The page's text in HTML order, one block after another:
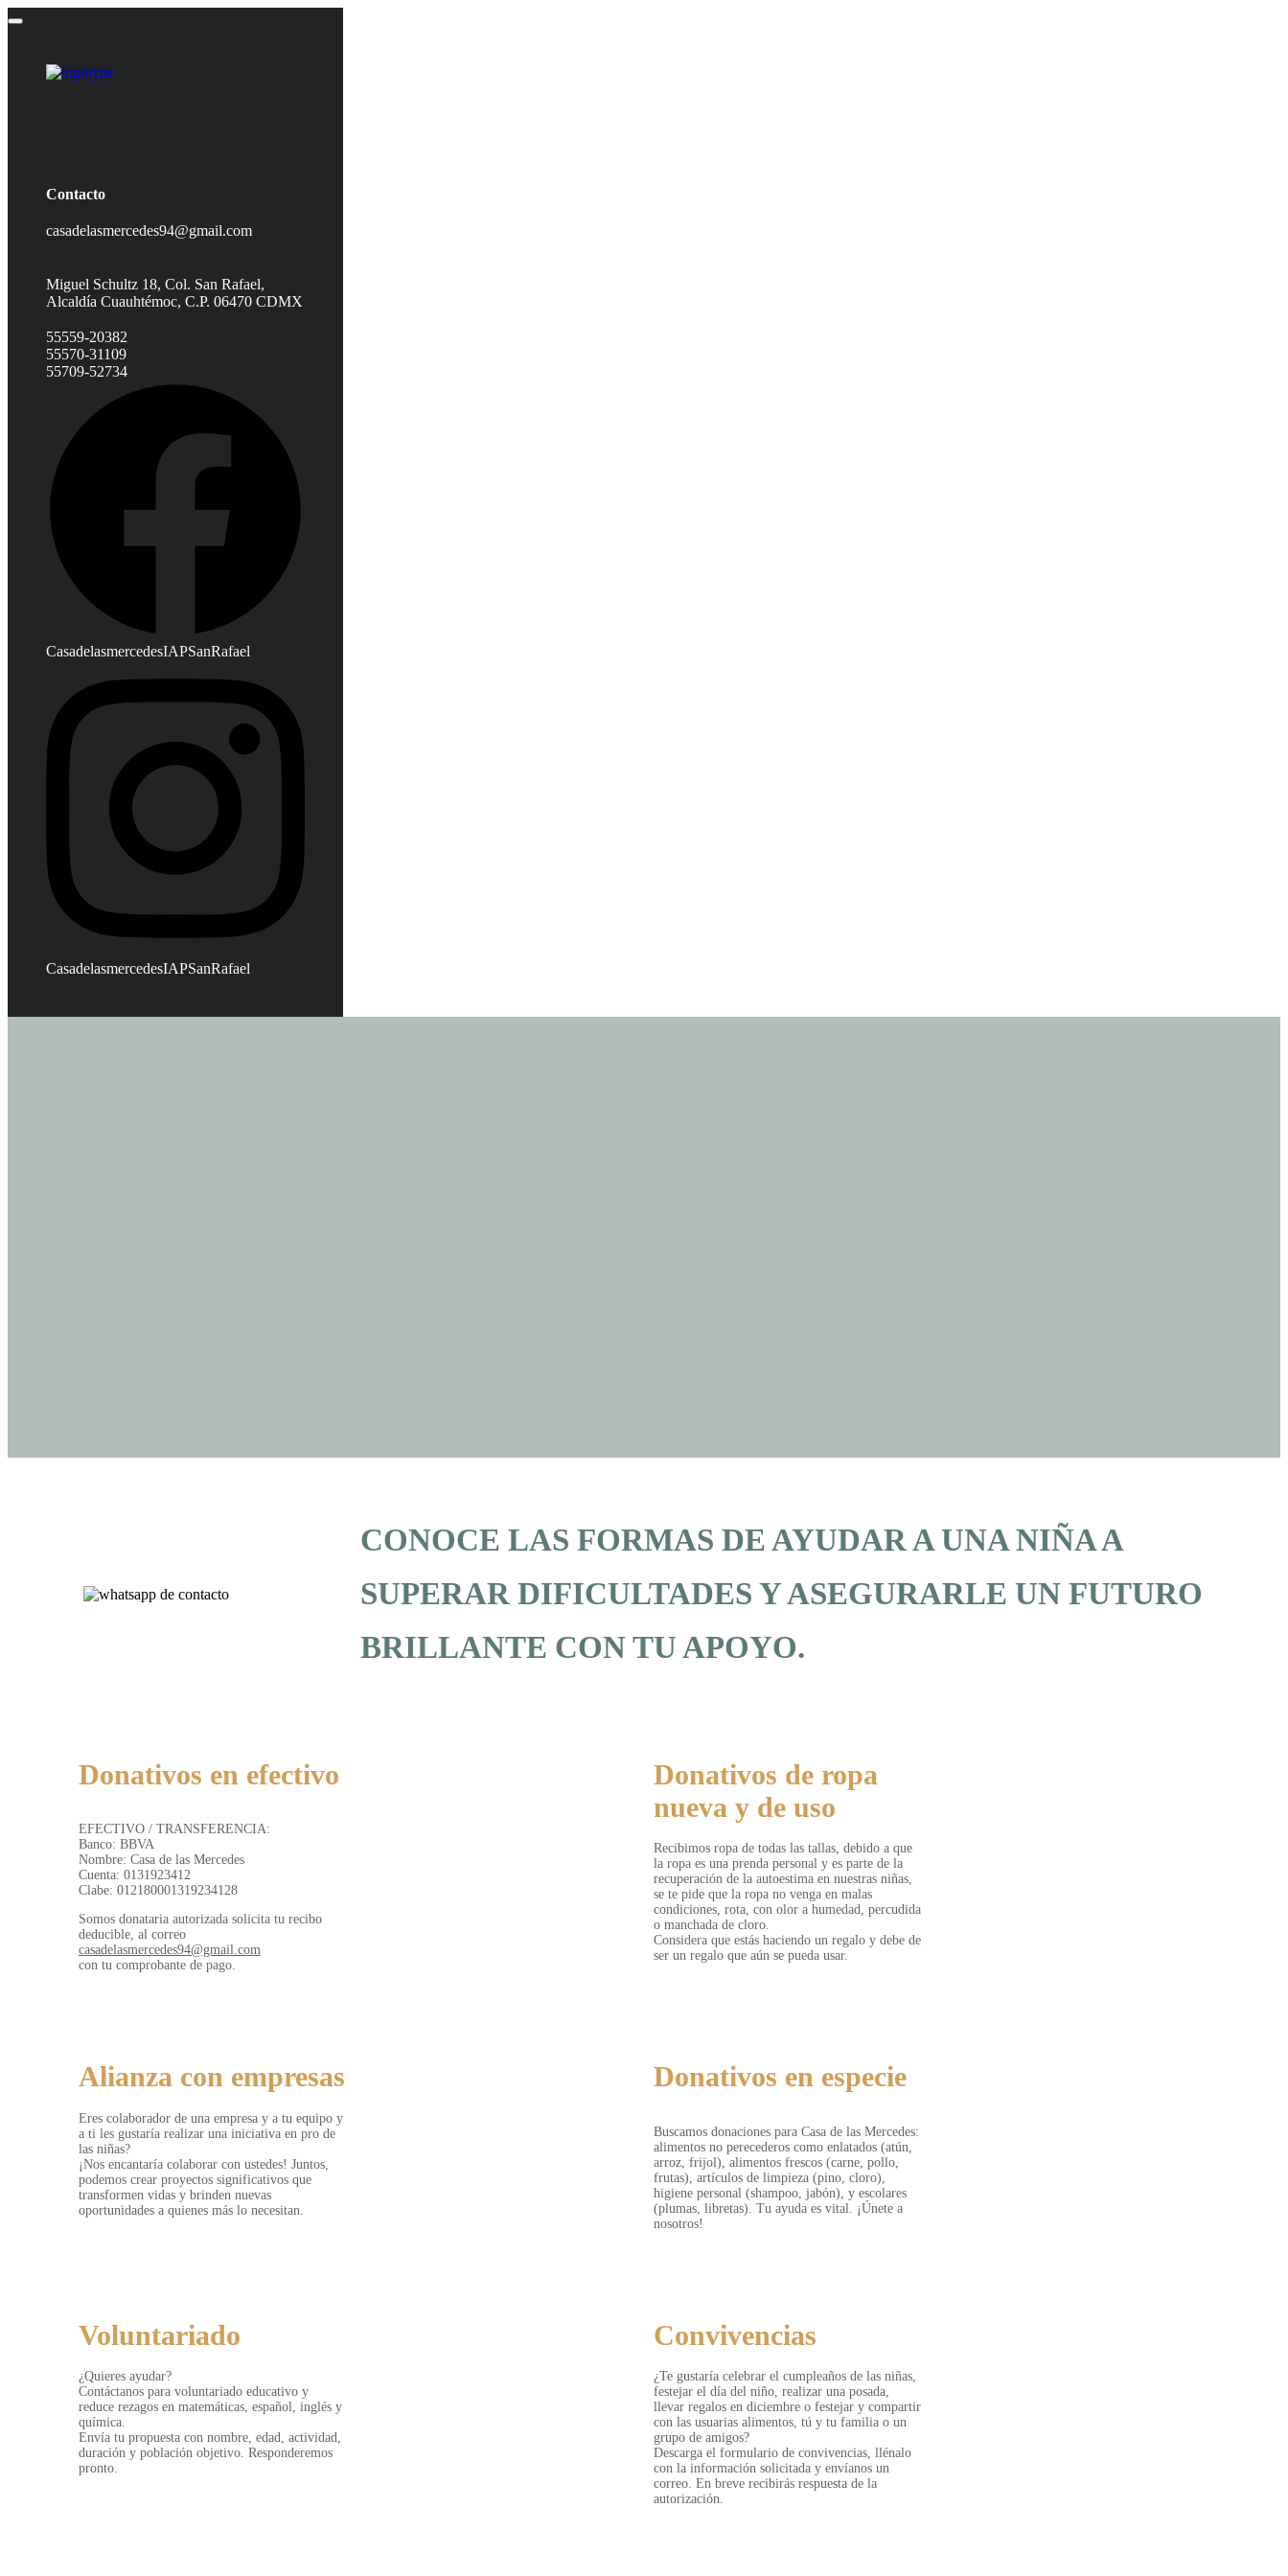
Contacto
casadelasmercedes94@gmail.com
Miguel Schultz 18, Col. San Rafael,
Alcaldía Cuauhtémoc, C.P. 06470 CDMX
55559-20382
55570-31109
55709-52734
CasadelasmercedesIAPSanRafael
CasadelasmercedesIAPSanRafael
CONOCE LAS FORMAS DE AYUDAR A UNA NIÑA A
SUPERAR DIFICULTADES Y ASEGURARLE UN FUTURO
BRILLANTE CON TU APOYO.
Donativos en efectivo
EFECTIVO / TRANSFERENCIA:
Banco: BBVA
Nombre: Casa de las Mercedes
Cuenta: 0131923412
Clabe: 012180001319234128
Somos donataria autorizada solicita tu recibo
deducible, al correo
casadelasmercedes94@gmail.com
con tu comprobante de pago.
Donativos de ropa
nueva y de uso
Recibimos ropa de todas las tallas, debido a que
la ropa es una prenda personal y es parte de la
recuperación de la autoestima en nuestras niñas,
se te pide que la ropa no venga en malas
condiciones, rota, con olor a humedad, percudida
o manchada de cloro.
Considera que estás haciendo un regalo y debe de
ser un regalo que aún se pueda usar.
Alianza con empresas
Eres colaborador de una empresa y a tu equipo y
a ti les gustaría realizar una iniciativa en pro de
las niñas?
¡Nos encantaría colaborar con ustedes! Juntos,
podemos crear proyectos significativos que
transformen vidas y brinden nuevas
oportunidades a quienes más lo necesitan.
Donativos en especie
Buscamos donaciones para Casa de las Mercedes:
alimentos no perecederos como enlatados (atún,
arroz, frijol), alimentos frescos (carne, pollo,
frutas), artículos de limpieza (pino, cloro),
higiene personal (shampoo, jabón), y escolares
(plumas, libretas). Tu ayuda es vital. ¡Únete a
nosotros!
Voluntariado
¿Quieres ayudar?
Contáctanos para voluntariado educativo y
reduce rezagos en matemáticas, español, inglés y
química.
Envía tu propuesta con nombre, edad, actividad,
duración y población objetivo. Responderemos
pronto.
Convivencias
¿Te gustaría celebrar el cumpleaños de las niñas,
festejar el día del niño, realizar una posada,
llevar regalos en diciembre o festejar y compartir
con las usuarias alimentos, tú y tu familia o un
grupo de amigos?
Descarga el formulario de convivencias, llénalo
con la información solicitada y envíanos un
correo. En breve recibirás respuesta de la
autorización.